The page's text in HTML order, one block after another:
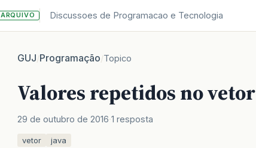
ARQUIVO Discussoes de Programacao e Tecnologia
GUJ/Programação/Topico
Valores repetidos no vetor
29 de outubro de 2016 1 resposta
vetor java